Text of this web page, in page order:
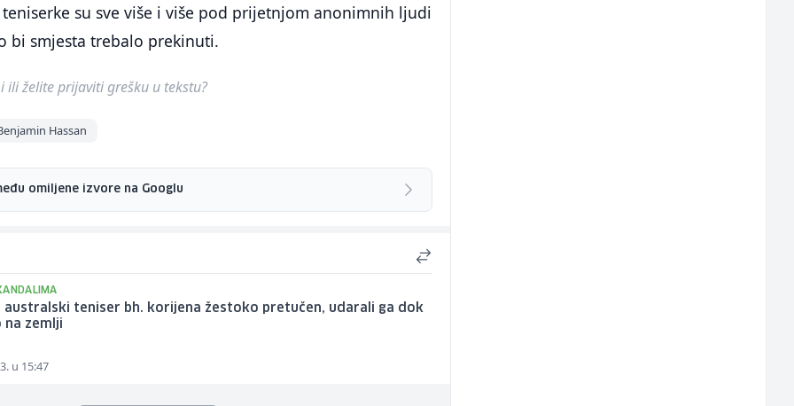
su sve više i više pod prijetnjom anonimnih ljudi
bi smjesta trebalo prekinuti.
ili želite prijaviti grešku u tekstu?
Hassan
omiljene izvore na Googlu
australski teniser bh. korijena žestoko pretučen, udarali ga dok
na zemlji
u 15:47